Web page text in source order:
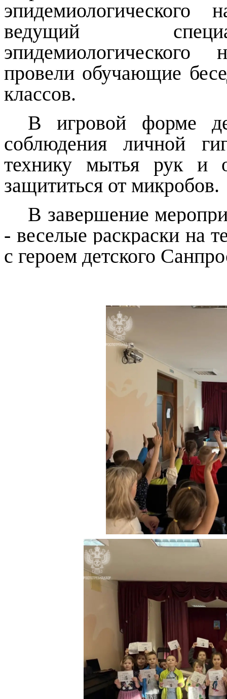
ведущий
провели обучающие
классов.
В игровой форме
соблюдения личной
технику мытья рук и
защититься от микробов.
В завершение
- веселые раскраски на
с героем детского